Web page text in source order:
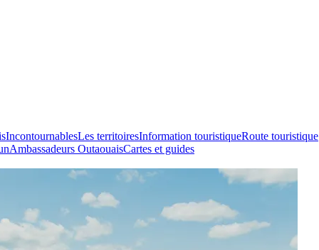
IncontournablesLes territoiresInformation touristiqueRoute touristique
Ambassadeurs OutaouaisCartes et guides